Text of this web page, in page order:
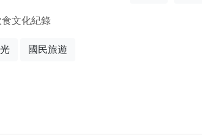
文化紀錄
國民旅遊